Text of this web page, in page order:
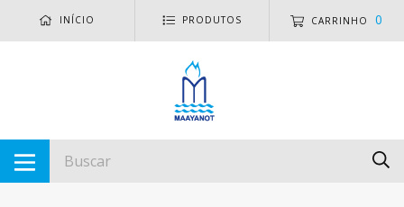
INÍCIO PRODUTOS CARRINHO 0